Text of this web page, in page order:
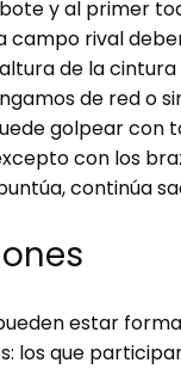
y al primer
campo rival
de la
de red o
golpear con
con los
continúa
estar
los que